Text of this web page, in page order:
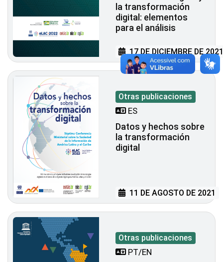
la transformación
digital: elementos
para el análisis
17 DE DICIEMBRE DE
Otras publicaciones
ES
Datos y hechos sobre
la transformación
digital
11 DE AGOSTO DE 2021
Otras publicaciones
PT/EN